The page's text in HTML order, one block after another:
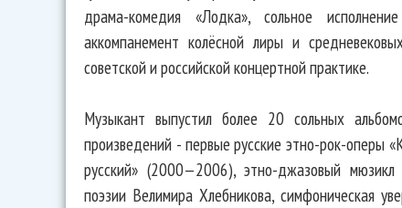
драма-комедия «Лодка», сольное
аккомпанемент колёсной лиры и
советской и российской концертной практике.
Музыкант выпустил более 20 сольных
произведений - первые русские этно-рок-оперы
русский» (2000—2006), этно-джазовый
поэзии Велимира Хлебникова, симфоническая